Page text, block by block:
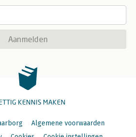
Aanmelden
KENNIS MAKEN
Algemene voorwaarden